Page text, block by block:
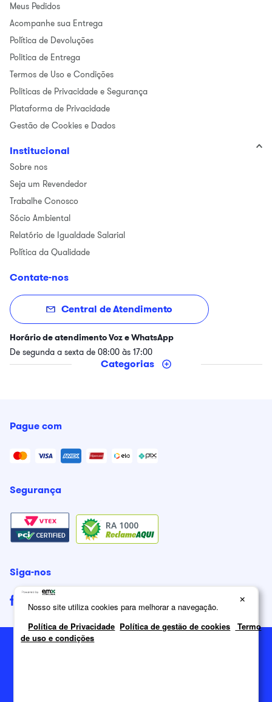
Meus Pedidos
Acompanhe sua Entrega
Política de Devoluções
Politica de Entrega
Termos de Uso e Condições
Politicas de Privacidade e Segurança
Plataforma de Privacidade
Gestão de Cookies e Dados
Institucional
Sobre nos
Seja um Revendedor
Trabalhe Conosco
Sócio Ambiental
Relatório de Igualdade Salarial
Política da Qualidade
Contate-nos
Central de Atendimento
Horário de atendimento Voz e WhatsApp
De segunda a sexta de 08:00 às 17:00
Categorias
Pague com
Segurança
RA 1000
Siga-nos
×
Nosso site utiliza cookies para melhorar a navegação.
Política de Privacidade Política de gestão de cookies
Termo
de uso e condições